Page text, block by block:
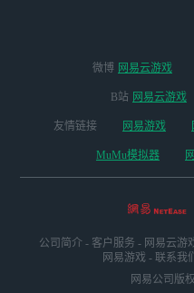
微博 网易云游戏
B站 网易云游戏
友情链接 网易游戏
MuMu模拟器
公司简介 - 客户服务 - 网易云游
网易游戏 - 联系我们
网易公司版